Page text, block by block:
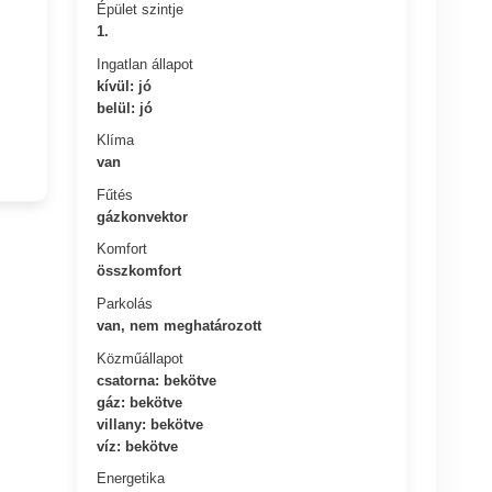
Épület szintje
1.
Ingatlan állapot
kívül: jó
belül: jó
Klíma
van
Fűtés
gázkonvektor
Komfort
összkomfort
Parkolás
van, nem meghatározott
Közműállapot
csatorna: bekötve
gáz: bekötve
villany: bekötve
víz: bekötve
Energetika